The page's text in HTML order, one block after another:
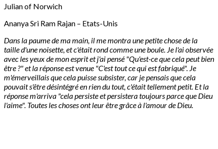
Julian of Norwich
Ananya Sri Ram Rajan – Etats-Unis
Dans la paume de ma main, il me montra une petite chose de la
taille d'une noisette, et c'était rond comme une boule. Je l'ai observée
avec les yeux de mon esprit et j'ai pensé "Qu'est-ce que cela peut bien
être ?" et la réponse est venue "C'est tout ce qui est fabriqué". Je
m'émerveillais que cela puisse subsister, car je pensais que cela
pouvait s'être désintégré en rien du tout, c'était tellement petit. Et la
réponse m'arriva "cela persiste et persistera toujours parce que Dieu
l'aime". Toutes les choses ont leur être grâce à l'amour de Dieu.